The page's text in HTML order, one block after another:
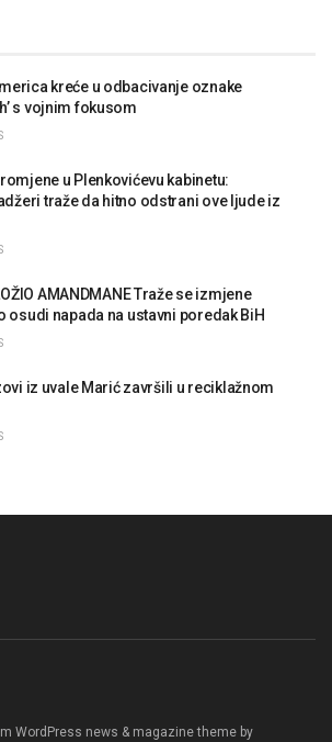
kreće u odbacivanje oznake
s vojnim fokusom
u Plenkovićevu kabinetu:
traže da hitno odstrani ove ljude iz
AMANDMANE Traže se izmjene
osudi napada na ustavni poredak BiH
iz uvale Marić završili u reciklažnom
WordPress news & magazine theme by